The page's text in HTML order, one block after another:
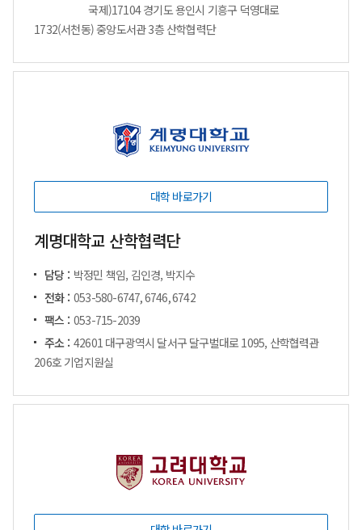
국제)17104 경기도 용인시 기흥구 덕영대로
1732(서천동) 중앙도서관 3층 산학협력단
대학 바로가기
계명대학교 산학협력단
담당 : 박정민 책임, 김인경, 박지수
전화 : 053-580-6747, 6746, 6742
팩스 : 053-715-2039
주소 : 42601 대구광역시 달서구 달구벌대로 1095, 산학협력관
206호 기업지원실